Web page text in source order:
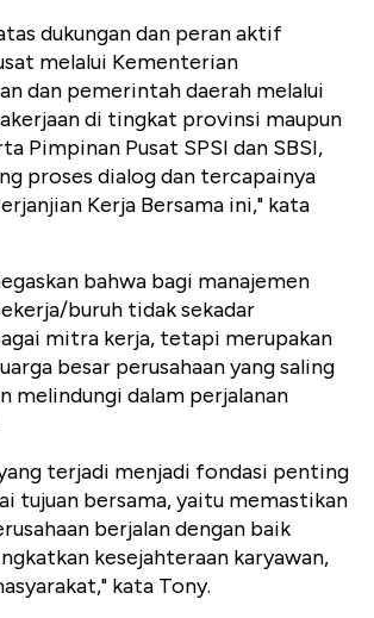
dukungan dan peran aktif
melalui Kementerian
dan pemerintah daerah melalui
di tingkat provinsi maupun
Pimpinan Pusat SPSI dan SBSI,
proses dialog dan tercapainya
Kerja Bersama ini," kata
bahwa bagi manajemen
buruh tidak sekadar
mitra kerja, tetapi merupakan
besar perusahaan yang saling
melindungi dalam perjalanan
terjadi menjadi fondasi penting
tujuan bersama, yaitu memastikan
berjalan dengan baik
kesejahteraan karyawan,
kata Tony.